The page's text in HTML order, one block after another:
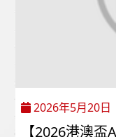
2026年5月20日
【2026港澳